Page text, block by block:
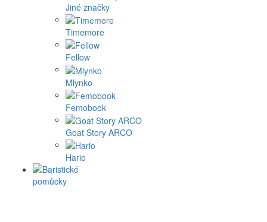
Jiné značky
Timemore
Fellow
Mlynko
Femobook
Goat Story ARCO
Hario